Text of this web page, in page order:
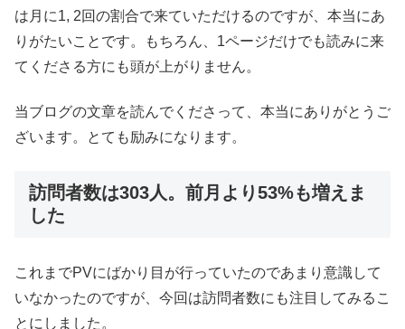
は月に1, 2回の割合で来ていただけるのですが、本当にあ
りがたいことです。もちろん、1ページだけでも読みに来
てくださる方にも頭が上がりません。
当ブログの文章を読んでくださって、本当にありがとうご
ざいます。とても励みになります。
訪問者数は303人。前月より53%も増えま
した
これまでPVにばかり目が行っていたのであまり意識して
いなかったのですが、今回は訪問者数にも注目してみるこ
とにしました。